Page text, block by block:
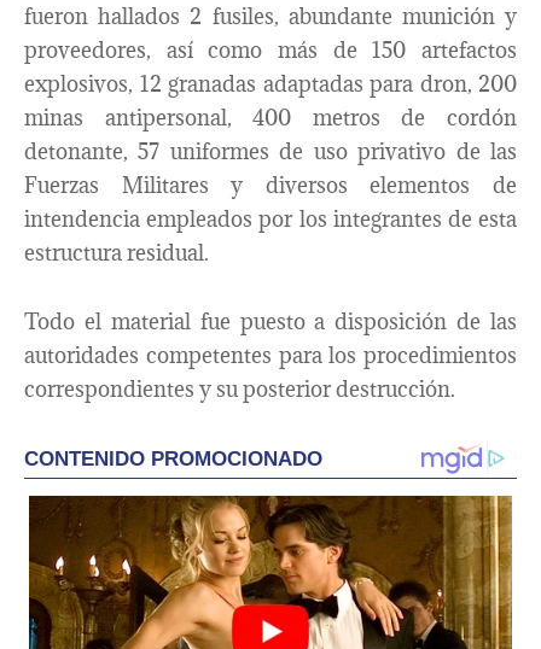
fueron hallados 2 fusiles, abundante munición y
proveedores, así como más de 150 artefactos
explosivos, 12 granadas adaptadas para dron, 200
minas antipersonal, 400 metros de cordón
detonante, 57 uniformes de uso privativo de las
Fuerzas Militares y diversos elementos de
intendencia empleados por los integrantes de esta
estructura residual.
Todo el material fue puesto a disposición de las
autoridades competentes para los procedimientos
correspondientes y su posterior destrucción.